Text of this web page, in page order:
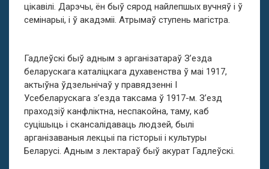
цікавілі. Дарэчы, ён быў сярод найлепшых вучняў і ў
семінарыі, і ў акадэміі. Атрымаў ступень магістра.
Гадлеўскі быў адным з арганізатараў З’езда
беларускага каталіцкага духавенства ў маі 1917,
актыўна ўдзельнічаў у правядзенні І
Усебеларускага з’езда таксама ў 1917-м. З’езд
праходзіў канфліктна, неспакойна, таму, каб
суцішыць і скансалідаваць людзей, былі
арганізаваныя лекцыі па гісторыі і культуры
Беларусі. Адным з лектараў быў акурат Гадлеўскі.